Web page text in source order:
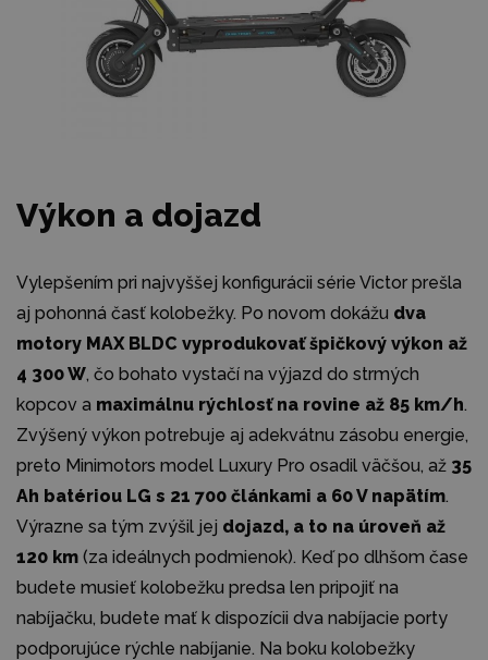
Výkon a dojazd
Vylepšením pri najvyššej konfigurácii série Victor prešla
aj pohonná časť kolobežky. Po novom dokážu dva
motory MAX BLDC vyprodukovať špičkový výkon až
4 300 W, čo bohato vystačí na výjazd do strmých
kopcov a maximálnu rýchlosť na rovine až 85 km/h.
Zvýšený výkon potrebuje aj adekvátnu zásobu energie,
preto Minimotors model Luxury Pro osadil väčšou, až 35
Ah batériou LG s 21 700 článkami a 60 V napätím.
Výrazne sa tým zvýšil jej dojazd, a to na úroveň až
120 km (za ideálnych podmienok). Keď po dlhšom čase
budete musieť kolobežku predsa len pripojiť na
nabíjačku, budete mať k dispozícii dva nabíjacie porty
podporujúce rýchle nabíjanie. Na boku kolobežky